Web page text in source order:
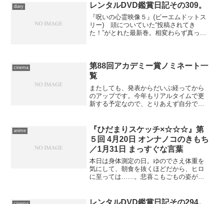
diary レンタルDVD鑑賞日記その309。
『呪いの心霊映像５』(ビーエムドットス
リー) 頭についていた“投稿されてき
た！”がとれた最新巻。相変わらず真っ向
当に安心して観ていられ...
cinema
第88回アカデミー賞ノミネート一
覧
またしても、発表からだいぶ経ってから
のアップです。今年もリアルタイムで更
新する予定なので、とりあえず自分でも
な。
anime
『ひだまりスケッチ×☆☆☆』第
５回 4月20日 オンナノコのきもち
／1月31日 まっすぐな言葉
本日は身体測定の日。ゆのでさえ体重を
気にして、朝食を抜くほどだから、ヒロ
に至っては……。悲喜こもごもの姿が繰
を鳴らしたのは、他の住人の知らない“先
レンタルDVD鑑賞日記その294。